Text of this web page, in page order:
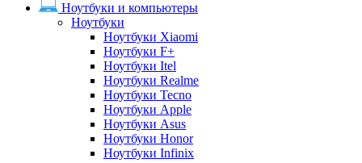
Ноутбуки и компьютеры
Ноутбуки
Ноутбуки Xiaomi
Ноутбуки F+
Ноутбуки Itel
Ноутбуки Realme
Ноутбуки Tecno
Ноутбуки Apple
Ноутбуки Asus
Ноутбуки Honor
Ноутбуки Infinix